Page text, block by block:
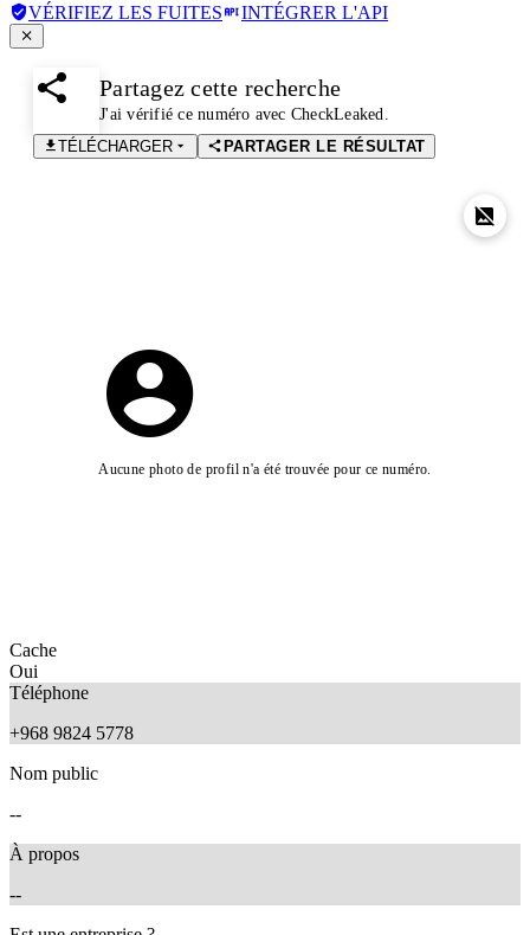
VÉRIFIEZ LES FUITES INTÉGRER L'API
Partagez cette recherche
J'ai vérifié ce numéro avec CheckLeaked.
TÉLÉCHARGER
PARTAGER LE RÉSULTAT
Aucune photo de profil n'a été trouvée pour ce numéro.
Cache
Oui
Téléphone
+968 9824 5778
Nom public
--
À propos
--